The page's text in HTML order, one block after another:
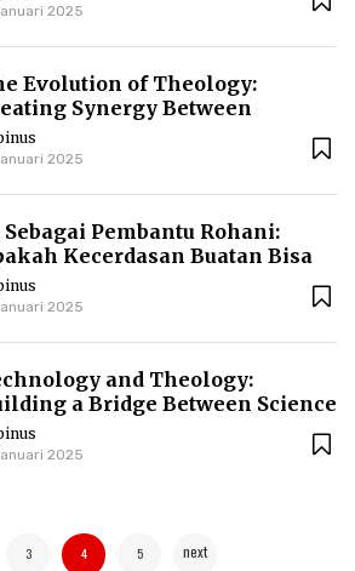
2025
Evolution of Theology:
Synergy Between
Life and Modern
Development
2025
Sebagai Pembantu Rohani:
Kecerdasan Buatan Bisa
Kualitas Ibadah
Kehidupan Spiritual
2025
and Theology:
a Bridge Between Science
Faith
2025
3 4 5 next